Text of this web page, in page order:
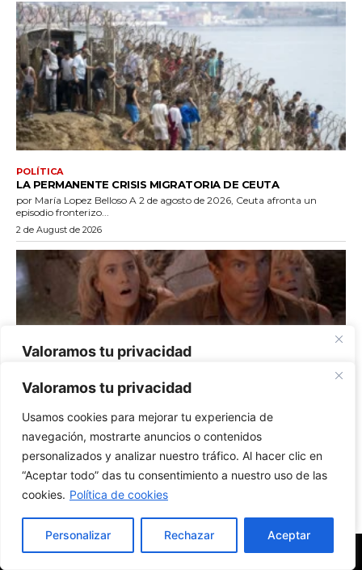
Valoramos tu privacidad
Usamos cookies para mejorar tu experiencia de
navegación, mostrarte anuncios o contenidos
personalizados y analizar nuestro tráfico. Al hacer clic en
“Aceptar todo” das tu consentimiento a nuestro uso de las
cookies. Política de cookies
Personalizar Rechazar Aceptar